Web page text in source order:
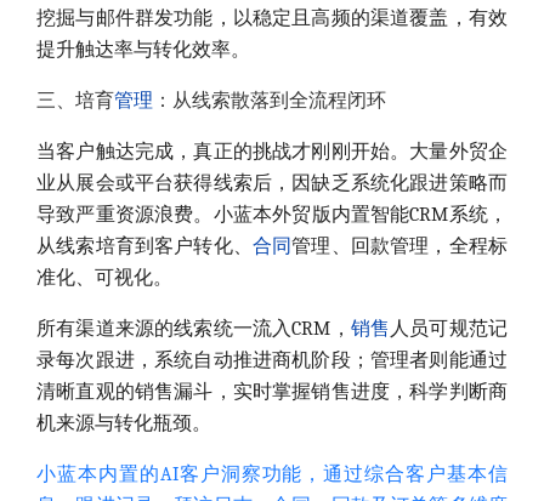
挖掘与邮件群发功能，以稳定且高频的渠道覆盖，有效
提升触达率与转化效率。
三、培育管理 ：从线索散落到全流程闭环
当客户触达完成，真正的挑战才刚刚开始。大量外贸企
业从展会或平台获得线索后，因缺乏系统化跟进策略而
导致严重资源浪费。小蓝本外贸版内置智能CRM系统，
从线索培育到客户转化、 合同管理、回款管理，全程标
准化、可视化。
所有渠道来源的线索统一流入CRM， 销售 人员可规范记
录每次跟进，系统自动推进商机阶段；管理者则能通过
清晰直观的销售漏斗，实时掌握销售进度，科学判断商
机来源与转化瓶颈。
小蓝本内置的AI客户洞察功能，通过综合客户基本信